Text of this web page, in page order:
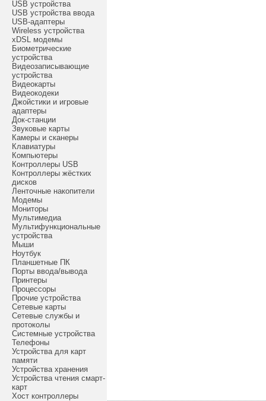
USB устройства
USB устройства ввода
USB-адаптеры
Wireless устройства
xDSL модемы
Биометрические
устройства
Видеозаписывающие
устройства
Видеокарты
Видеокодеки
Джойстики и игровые
адаптеры
Док-станции
Звуковые карты
Камеры и сканеры
Клавиатуры
Компьютеры
Контроллеры USB
Контроллеры жёстких
дисков
Ленточные накопители
Модемы
Мониторы
Мультимедиа
Мультифункциональные
устройства
Мыши
Ноутбук
Планшетные ПК
Порты ввода/вывода
Принтеры
Процессоры
Прочие устройства
Сетевые карты
Сетевые службы и
протоколы
Системные устройства
Телефоны
Устройства для карт
памяти
Устройства хранения
Устройства чтения смарт-
карт
Хост контроллеры